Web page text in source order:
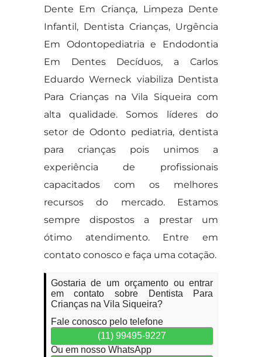
Dente Em Criança, Limpeza Dente
Infantil, Dentista Crianças, Urgência
Em Odontopediatria e Endodontia
Em Dentes Decíduos, a Carlos
Eduardo Werneck viabiliza Dentista
Para Crianças na Vila Siqueira com
alta qualidade. Somos líderes do
setor de Odonto pediatria, dentista
para crianças pois unimos a
experiência de profissionais
capacitados com os melhores
recursos do mercado. Estamos
sempre dispostos a prestar um
ótimo atendimento. Entre em
contato conosco e faça uma cotação.
Gostaria de um orçamento ou entrar
em contato sobre Dentista Para
Crianças na Vila Siqueira?
Fale conosco pelo telefone
(11) 99495-9227
Ou em nosso WhatsApp